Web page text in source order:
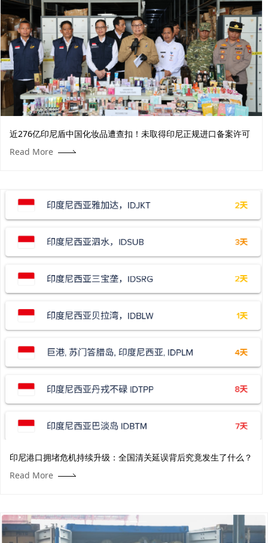
近276亿印尼盾中国化妆品遭查扣！未取得印尼正规进口备案许可
Read More
印尼港口拥堵危机持续升级：全国清关延误背后究竟发生了什么？
Read More